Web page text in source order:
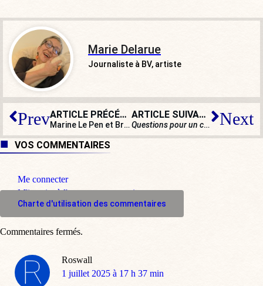
Marie Delarue
Journaliste à BV, artiste
Prev ARTICLE PRÉCÉDENT
Marine Le Pen et Bruno Retailleau préparent leurs partis à toute éventualité…
ARTICLE SUIVANT
Questions pour un champion , trop
Next
VOS COMMENTAIRES
Me connecter
M'inscrire à l'espace commentaire
Charte d'utilisation des commentaires
Roswall
dit
1 juillet 2025 à 17 h 37 min
Commentaires fermés.